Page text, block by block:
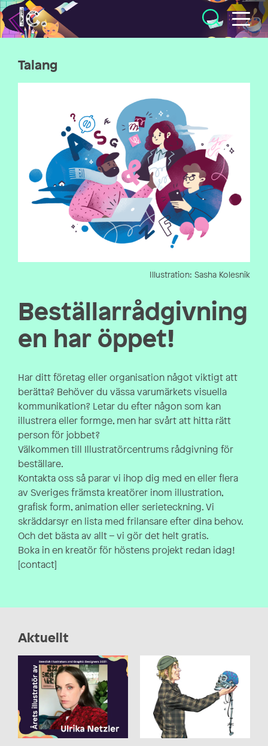
Illustratörcentrum
Talang
Illustration: Sasha Kolesnik
Beställarrådgivning
en har öppet!
Har ditt företag eller organisation något viktigt att
berätta? Behöver du vässa varumärkets visuella
kommunikation? Letar du efter någon som kan
illustrera eller formge, men har svårt att hitta rätt
person för jobbet?
Välkommen till Illustratörcentrums rådgivning för
beställare.
Kontakta oss så parar vi ihop dig med en eller flera
av Sveriges främsta kreatörer inom illustration,
grafisk form,animationeller serieteckning. Vi
skräddarsyr en lista med frilansare efter dina behov.
Och det bästa av allt – vi gör det helt gratis.
Boka in en kreatör för höstens projekt redan idag!
[contact]
Aktuellt